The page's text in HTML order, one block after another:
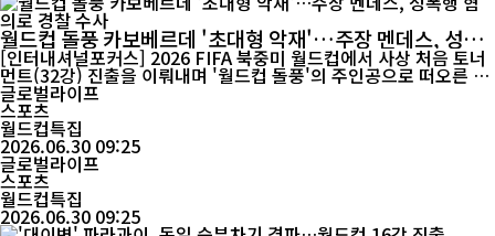
월드컵 돌풍 카보베르데 '초대형 악재'…주장 멘데스, 성폭
행 혐의로 경찰 수사
[인터내셔널포커스] 2026 FIFA 북중미 월드컵에서 사상 처음 토너
먼트(32강) 진출을 이뤄내며 '월드컵 돌풍'의 주인공으로 떠오른 카
보베르데가 예상치 못한 악재를 맞았다. 대표팀 주장 라이언 멘데스
(36)가 성폭행 혐의로 뉴질랜드 경찰의 수사를 받고 있는 것으로 알
려지면서 역사적인 도전에 그림자가 드리워졌다. 브라질 매체 글로
부(Globo)에 따르면 멘데스는 ...
글로벌라이프
스포츠
월드컵특집
2026.06.30 09:25
글로벌라이프
스포츠
월드컵특집
2026.06.30 09:25